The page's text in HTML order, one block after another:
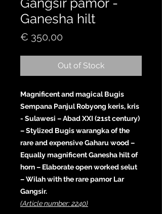
Ganesha hilt
€ 350,00
Out of Stock
Magnificent and magical Bugis
Sempana Panjul Robyong keris, kris
- Sulawesi – Abad XXI (21st century)
– Stylized Bugis warangka of the
rare and expensive Gaharu wood –
Equally magnificent Ganesha hilt of
horn – Elaborate open worked selut
– Wilah with the rare pamor Lar
Gangsir.
(Article number: 2240)